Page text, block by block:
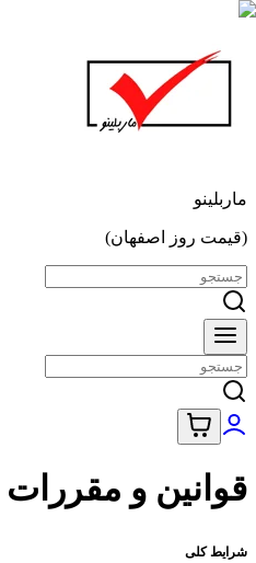
ماربلینو
(قیمت روز اصفهان)
قوانین و مقررات
شرایط کلی